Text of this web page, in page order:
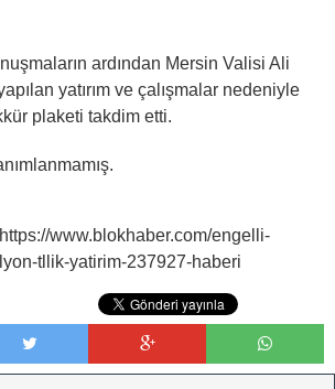
ardından Mersin Valisi Ali
yatırım ve çalışmalar nedeniyle
plaketi takdim etti.
www.blokhaber.com/engelli-
tllik-yatirim-237927-haberi